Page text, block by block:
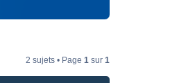
2 sujets • Page 1 sur 1